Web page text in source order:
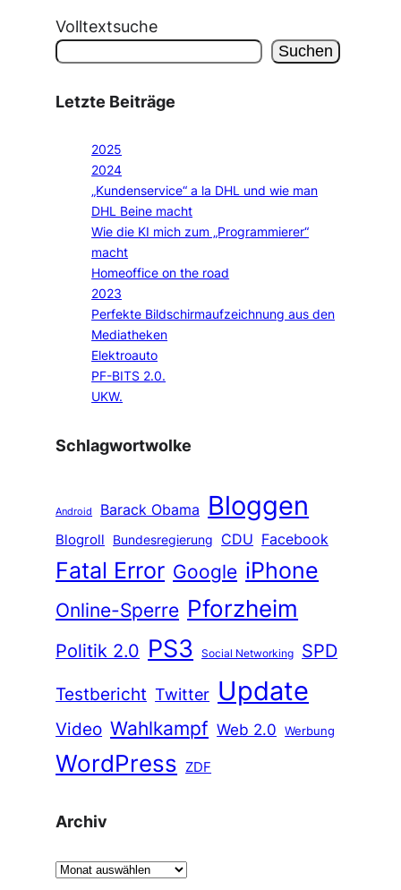
Volltextsuche
Suchen
Letzte Beiträge
2025
2024
„Kundenservice“ a la DHL und wie man
DHL Beine macht
Wie die KI mich zum „Programmierer“
macht
Homeoffice on the road
2023
Perfekte Bildschirmaufzeichnung aus den
Mediatheken
Elektroauto
PF-BITS 2.0.
UKW.
Schlagwortwolke
Android Barack Obama Bloggen
Blogroll Bundesregierung CDU Facebook
Fatal Error Google iPhone
Online-Sperre Pforzheim
Politik 2.0 PS3 Social Networking
SPD
Testbericht Twitter Update
Video Wahlkampf Web 2.0 Werbung
WordPress ZDF
Archiv
A